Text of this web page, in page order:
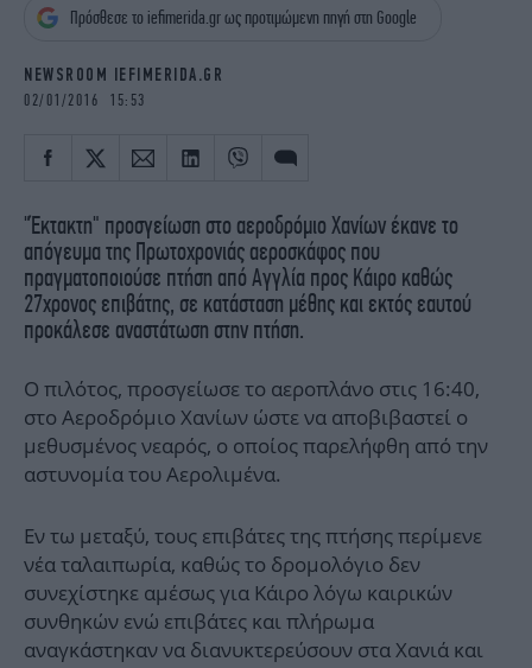
iBOOKS
ΖΩΔΙΑ
MEDIA
NEWSLETTER
Πρόσθεσε το iefimerida.gr ως προτιμώμενη πηγή στη Google
NEWSROOM IEFIMERIDA.GR
02/01/2016 15:53
"Έκτακτη" προσγείωση στο αεροδρόμιο Χανίων έκανε το
απόγευμα της Πρωτοχρονιάς αεροσκάφος που
πραγματοποιούσε πτήση από Αγγλία προς Κάιρο καθώς
27χρονος επιβάτης, σε κατάσταση μέθης και εκτός εαυτού
προκάλεσε αναστάτωση στην πτήση.
Ο πιλότος, προσγείωσε το αεροπλάνο στις 16:40,
στο Αεροδρόμιο Χανίων ώστε να αποβιβαστεί ο
μεθυσμένος νεαρός, ο οποίος παρελήφθη από την
αστυνομία του Αερολιμένα.
Εν τω μεταξύ, τους επιβάτες της πτήσης περίμενε
νέα ταλαιπωρία, καθώς το δρομολόγιο δεν
συνεχίστηκε αμέσως για Κάιρο λόγω καιρικών
συνθηκών ενώ επιβάτες και πλήρωμα
αναγκάστηκαν να διανυκτερεύσουν στα Χανιά και